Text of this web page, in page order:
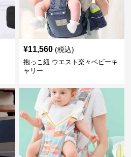
¥11,560 (税込)
抱っこ紐 ウエスト楽々ベビーキ
ャリー